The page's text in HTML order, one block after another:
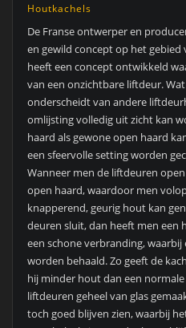
Houtkachels
De Franse ontwerper en
en gewild concept op het gebied
heeft een concept ontwikkeld
van een onzichtbare liftdeur.
onderscheidt van andere
omlijsting volledig uit zicht kan
haard als gewone open haard
een sfeervolle setting worden
Wanneer men de liftdeuren
open haard, waardoor men
knapperend, geurig hout kan
deuren sluit, dan heeft men een
een schone verbranding,
worden behaald. Zo geeft de
hij minder hout dan een
liftdeuren geheel van glas
toch goed blijven zien, waarbij